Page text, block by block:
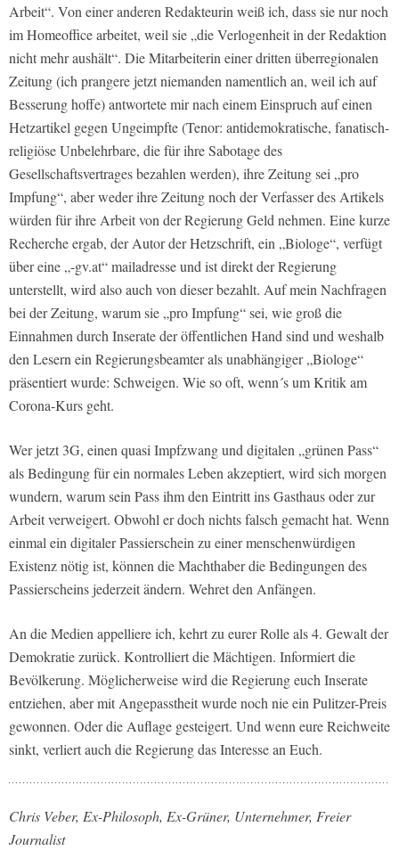
Arbeit“. Von einer anderen Redakteurin weiß ich, dass sie nur noch
im Homeoffice arbeitet, weil sie „die Verlogenheit in der Redaktion
nicht mehr aushält“. Die Mitarbeiterin einer dritten überregionalen
Zeitung (ich prangere jetzt niemanden namentlich an, weil ich auf
Besserung hoffe) antwortete mir nach einem Einspruch auf einen
Hetzartikel gegen Ungeimpfte (Tenor: antidemokratische, fanatisch-
religiöse Unbelehrbare, die für ihre Sabotage des
Gesellschaftsvertrages bezahlen werden), ihre Zeitung sei „pro
Impfung“, aber weder ihre Zeitung noch der Verfasser des Artikels
würden für ihre Arbeit von der Regierung Geld nehmen. Eine kurze
Recherche ergab, der Autor der Hetzschrift, ein „Biologe“, verfügt
über eine „-gv.at“ mailadresse und ist direkt der Regierung
unterstellt, wird also auch von dieser bezahlt. Auf mein Nachfragen
bei der Zeitung, warum sie „pro Impfung“ sei, wie groß die
Einnahmen durch Inserate der öffentlichen Hand sind und weshalb
den Lesern ein Regierungsbeamter als unabhängiger „Biologe“
präsentiert wurde: Schweigen. Wie so oft, wenn´s um Kritik am
Corona-Kurs geht.
Wer jetzt 3G, einen quasi Impfzwang und digitalen „grünen Pass“
als Bedingung für ein normales Leben akzeptiert, wird sich morgen
wundern, warum sein Pass ihm den Eintritt ins Gasthaus oder zur
Arbeit verweigert. Obwohl er doch nichts falsch gemacht hat. Wenn
einmal ein digitaler Passierschein zu einer menschenwürdigen
Existenz nötig ist, können die Machthaber die Bedingungen des
Passierscheins jederzeit ändern. Wehret den Anfängen.
An die Medien appelliere ich, kehrt zu eurer Rolle als 4. Gewalt der
Demokratie zurück. Kontrolliert die Mächtigen. Informiert die
Bevölkerung. Möglicherweise wird die Regierung euch Inserate
entziehen, aber mit Angepasstheit wurde noch nie ein Pulitzer-Preis
gewonnen. Oder die Auflage gesteigert. Und wenn eure Reichweite
sinkt, verliert auch die Regierung das Interesse an Euch.
Chris Veber, Ex-Philosoph, Ex-Grüner, Unternehmer, Freier
Journalist